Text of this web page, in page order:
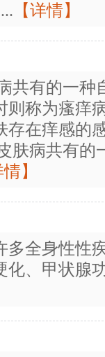
【详情】
共有的一
称为瘙痒
存在痒感的
肤病共有的
情】
多全身性性
化、甲状腺